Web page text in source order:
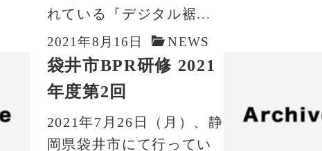
れている『デジタル裾...
2021年8月16日 NEWS
袋井市BPR研修 2021
年度第2回
2021年7月26日（月）、静
岡県袋井市にて行ってい